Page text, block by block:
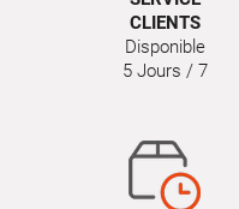
CLIENTS
Disponible
5 Jours / 7